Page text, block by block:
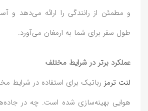
و مطمئن از رانندگی را ارائه می‌دهد و
طول سفر برای شما به ارمغان می‌آورد.
عملکرد برتر در شرایط مختلف
لنت ترمز رباتیک برای استفاده در شرایط
هوایی بهینه‌سازی شده است. چه در